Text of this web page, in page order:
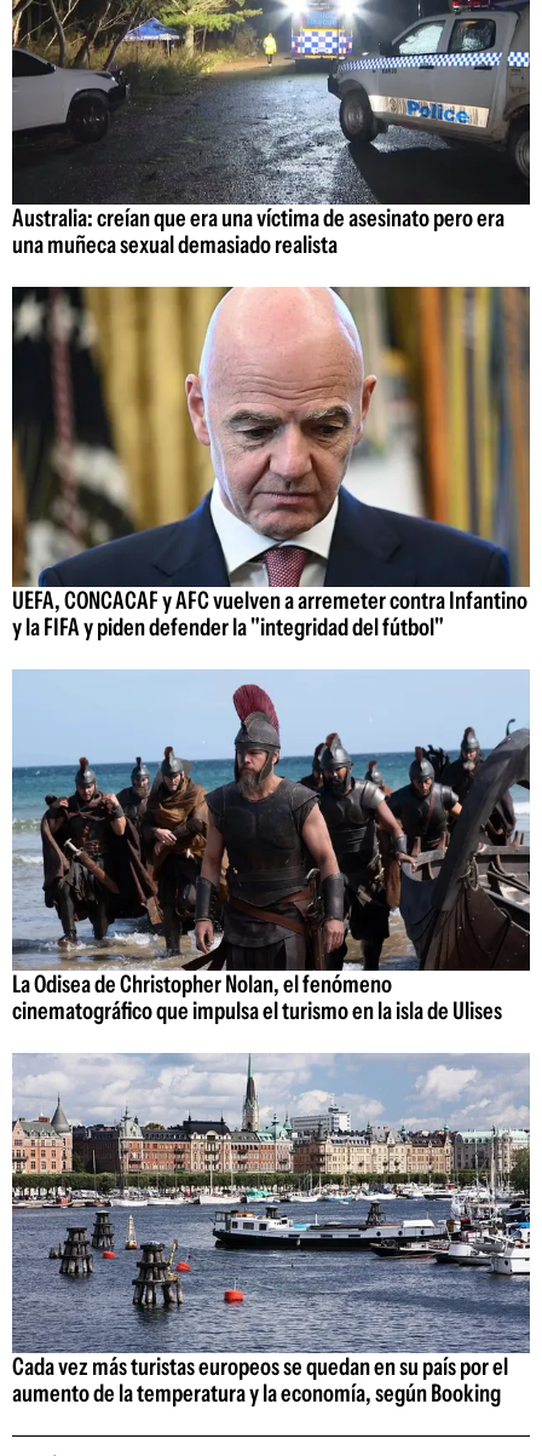
Australia: creían que era una víctima de asesinato pero era
una muñeca sexual demasiado realista
UEFA, CONCACAF y AFC vuelven a arremeter contra Infantino
y la FIFA y piden defender la "integridad del fútbol"
La Odisea de Christopher Nolan, el fenómeno
cinematográfico que impulsa el turismo en la isla de Ulises
Cada vez más turistas europeos se quedan en su país por el
aumento de la temperatura y la economía, según Booking